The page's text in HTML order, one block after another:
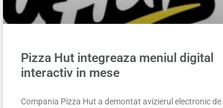
Pizza Hut integreaza meniul digital
interactiv in mese
Compania Pizza Hut a demontat avizierul electronic de